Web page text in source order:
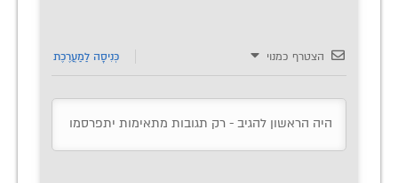
הצטרף כמנוי כְּנִיסָה לַמַעֲרֶכֶת